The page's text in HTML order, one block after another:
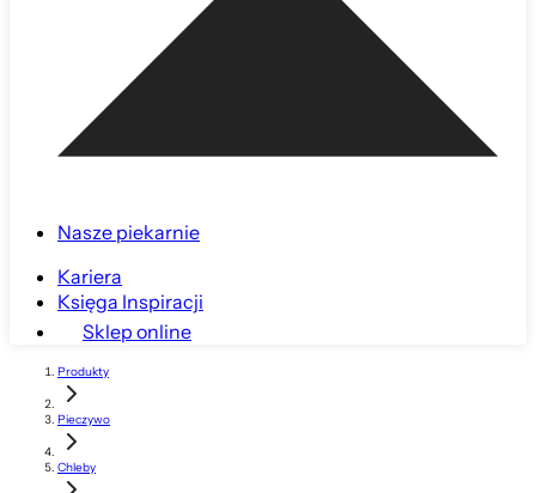
Nasze piekarnie
Kariera
Księga Inspiracji
Sklep online
Produkty
Pieczywo
Chleby